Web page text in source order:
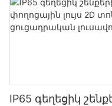
IP65 գեղեցիկ